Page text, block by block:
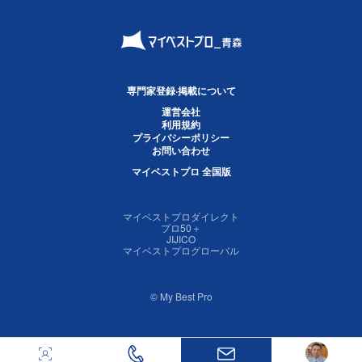
専門家登録·掲載について
運営会社
利用規約
プライバシーポリシー
お問い合わせ
マイベストプロ 全国版
マイベストプロダイレクト
プロ50＋
JIJICO
マイベストプログローバル
© My Best Pro